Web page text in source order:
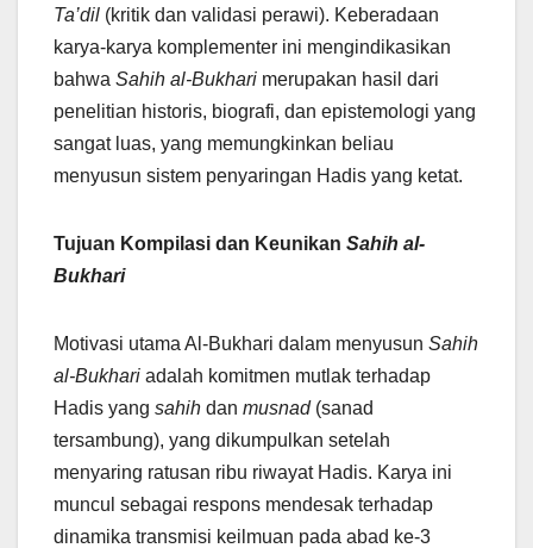
Ta’dil (kritik dan validasi perawi). Keberadaan
karya-karya komplementer ini mengindikasikan
bahwa Sahih al-Bukhari merupakan hasil dari
penelitian historis, biografi, dan epistemologi yang
sangat luas, yang memungkinkan beliau
menyusun sistem penyaringan Hadis yang ketat.
Tujuan Kompilasi dan Keunikan Sahih al-
Bukhari
Motivasi utama Al-Bukhari dalam menyusun Sahih
al-Bukhari adalah komitmen mutlak terhadap
Hadis yang sahih dan musnad(sanad
tersambung), yang dikumpulkan setelah
menyaring ratusan ribu riwayat Hadis. Karya ini
muncul sebagai respons mendesak terhadap
dinamika transmisi keilmuan pada abad ke-3